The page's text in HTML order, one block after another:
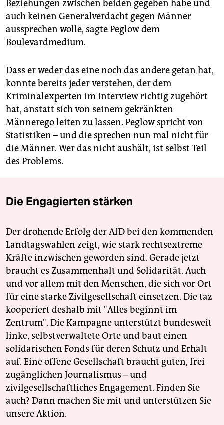
Beziehungen zwischen beiden gegeben habe und
auch keinen Generalverdacht gegen Männer
aussprechen wolle, sagte Peglow dem
Boulevardmedium.
Dass er weder das eine noch das andere getan hat,
konnte bereits jeder verstehen, der dem
Kriminalexperten im Interview richtig zugehört
hat, anstatt sich von seinem gekränkten
Männerego leiten zu lassen. Peglow spricht von
Statistiken – und die sprechen nun mal nicht für
die Männer. Wer das nicht aushält, ist selbst Teil
des Problems.
Die Engagierten stärken
Der drohende Erfolg der AfD bei den kommenden
Landtagswahlen zeigt, wie stark rechtsextreme
Kräfte inzwischen geworden sind. Gerade jetzt
braucht es Zusammenhalt und Solidarität. Auch
und vor allem mit den Menschen, die sich vor Ort
für eine starke Zivilgesellschaft einsetzen. Die taz
kooperiert deshalb mit "Alles beginnt im
Zentrum". Die Kampagne unterstützt bundesweit
linke, selbstverwaltete Orte und baut einen
solidarischen Fonds für deren Schutz und Erhalt
auf. Eine offene Gesellschaft braucht guten, frei
zugänglichen Journalismus – und
zivilgesellschaftliches Engagement. Finden Sie
auch? Dann machen Sie mit und unterstützen Sie
unsere Aktion.